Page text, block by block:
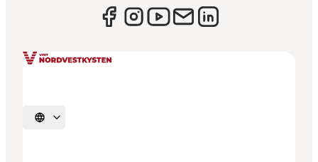
Sprache auswählen